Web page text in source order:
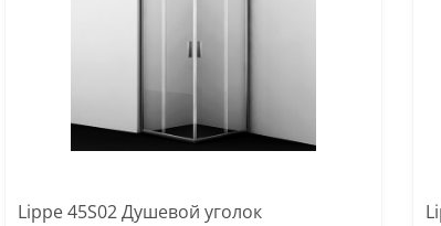
Lippe 45S02 Душевой уголок